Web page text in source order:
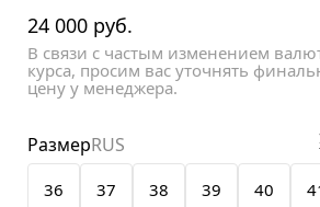
24 000 руб.
В связи с частым изменением
курса, просим вас уточнять
цену у менеджера.
36 37 38 39 40
РазмерRUS